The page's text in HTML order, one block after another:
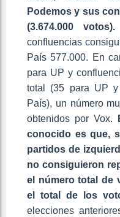
Podemos y sus
(3.674.000 votos).
confluencias
País 577.000. En
para UP y
total (35 para UP
País), un número
obtenidos por Vox.
conocido es que,
partidos de
no consiguieron
el número total de
el total de los
elecciones